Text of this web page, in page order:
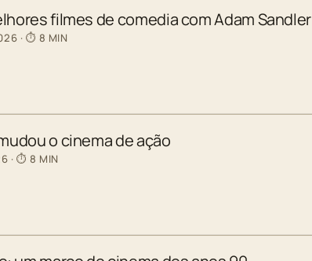
filmes de comedia com Adam Sandler
· ⏱ 8 MIN
o cinema de ação
· ⏱ 8 MIN